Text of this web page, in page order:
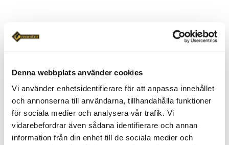
Denna webbplats använder cookies
Vi använder enhetsidentifierare för att anpassa innehållet
och annonserna till användarna, tillhandahålla funktioner
för sociala medier och analysera vår trafik. Vi
vidarebefordrar även sådana identifierare och annan
information från din enhet till de sociala medier och
Kategorier
Företag
BRF/Flerfamiljshus
Offentlig verksamhet